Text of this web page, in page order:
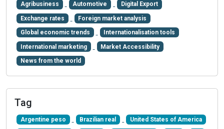
Agribusiness Automotive Digital Export
Exchange rates Foreign market analysis
Global economic trends Internationalisation tools
International marketing Market Accessibility
News from the world
Tag
Argentine peso Brazilian real United States of America